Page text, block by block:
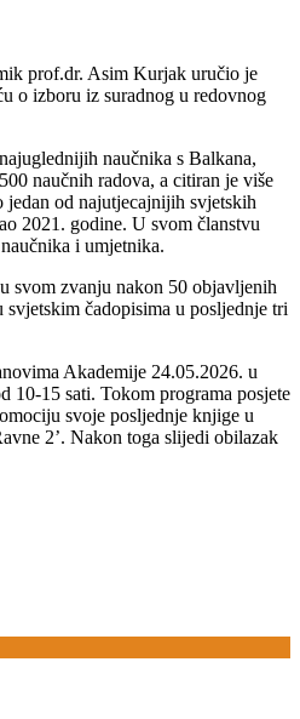
prof.dr. Asim Kurjak uručio je
o izboru iz suradnog u redovnog
naučnika s Balkana,
naučnih radova, a citiran je više
jedan od najutjecajnijih svjetskih
2021. godine. U svom članstvu
i umjetnika.
svom zvanju nakon 50 objavljenih
svjetskim čadopisima u posljednje tri
Akademije 24.05.2026. u
10-15 sati. Tokom programa posjete
svoje posljednje knjige u
2’. Nakon toga slijedi obilazak